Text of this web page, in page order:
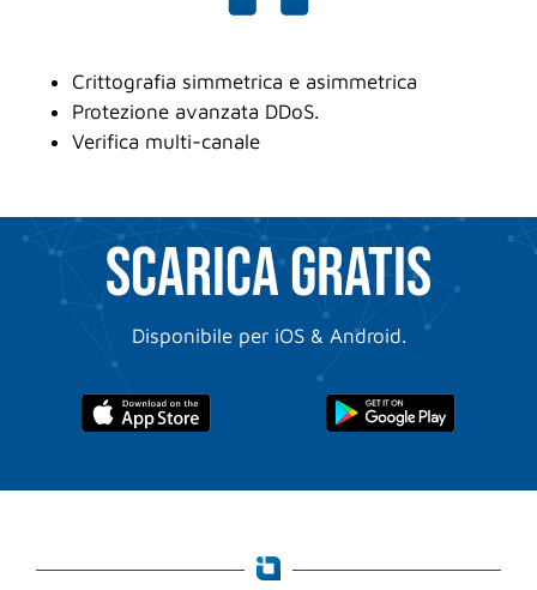
Crittografia simmetrica e asimmetrica
Protezione avanzata DDoS.
Verifica multi-canale
scarica gratis
Disponibile per iOS & Android.